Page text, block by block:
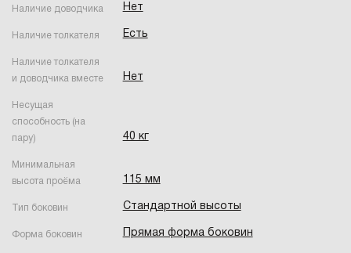
Наличие доводчика Нет
Наличие толкателя Есть
Наличие толкателя
и доводчика вместе
Нет
Несущая
способность (на
пару)
40 кг
Минимальная
высота проёма
115 мм
Тип боковин Стандартной высоты
Форма боковин Прямая форма боковин